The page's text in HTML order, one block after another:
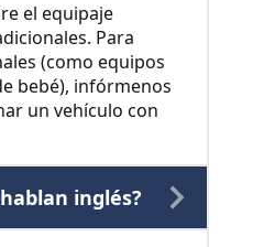
el equipaje
Para
(como equipos
bebé), infórmenos
un vehículo con
inglés?